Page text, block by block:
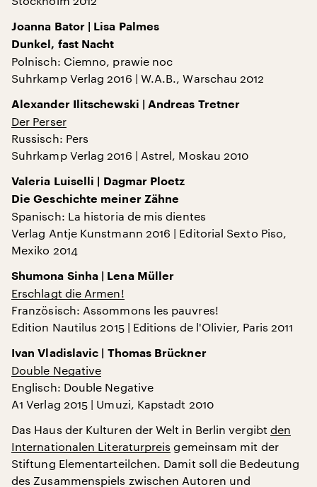
Joanna Bator | Lisa Palmes
Dunkel, fast Nacht
Polnisch: Ciemno, prawie noc
Suhrkamp Verlag 2016 | W.A.B., Warschau 2012
Alexander Ilitschewski | Andreas Tretner
Der Perser
Russisch: Pers
Suhrkamp Verlag 2016 | Astrel, Moskau 2010
Valeria Luiselli | Dagmar Ploetz
Die Geschichte meiner Zähne
Spanisch: La historia de mis dientes
Verlag Antje Kunstmann 2016 | Editorial Sexto Piso,
Mexiko 2014
Shumona Sinha | Lena Müller
Erschlagt die Armen!
Französisch: Assommons les pauvres!
Edition Nautilus 2015 | Editions de l'Olivier, Paris 2011
Ivan Vladislavic | Thomas Brückner
Double Negative
Englisch: Double Negative
A1 Verlag 2015 | Umuzi, Kapstadt 2010
Das Haus der Kulturen der Welt in Berlin vergibt den
Internationalen Literaturpreis gemeinsam mit der
Stiftung Elementarteilchen. Damit soll die Bedeutung
des Zusammenspiels zwischen Autoren und